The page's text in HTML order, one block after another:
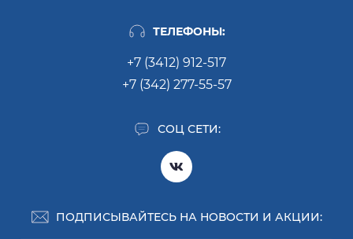
ТЕЛЕФОНЫ:
+7 (3412) 912-517
+7 (342) 277-55-57
СОЦ СЕТИ:
ПОДПИСЫВАЙТЕСЬ НА НОВОСТИ И АКЦИИ: